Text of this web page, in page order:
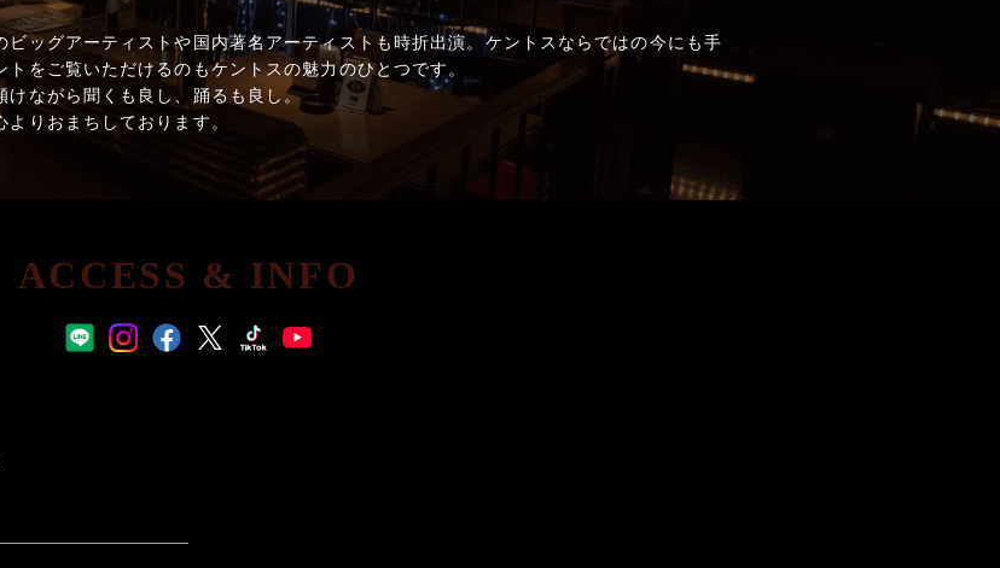
ビッグアーティストや国内著名アーティストも時折出演。ケントスならではの今にも手
をご覧いただけるのもケントスの魅力のひとつです。
ながら聞くも良し、踊るも良し。
りおまちしております。
ACCESS & INFO